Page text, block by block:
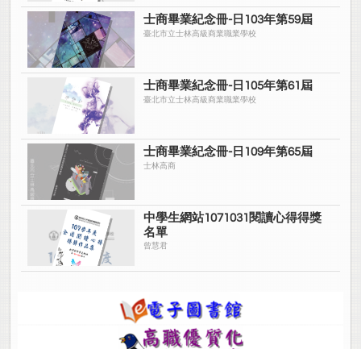
士商畢業紀念冊-日103年第59屆
臺北市立士林高級商業職業學校
士商畢業紀念冊-日105年第61屆
臺北市立士林高級商業職業學校
士商畢業紀念冊-日109年第65屆
士林高商
中學生網站1071031閱讀心得得獎
名單
曾慧君